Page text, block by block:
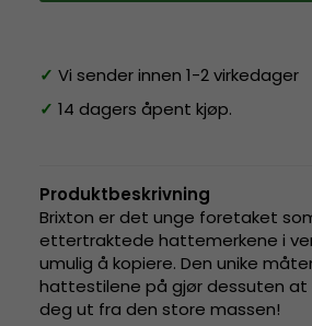
✓ Vi sender innen 1-2 virkedager
✓ 14 dagers åpent kjøp.
Produktbeskrivning
Brixton er det unge foretaket
ettertraktede hattemerkene i
umulig å kopiere. Den unike
hattestilene på gjør dessuten at
deg ut fra den store massen!